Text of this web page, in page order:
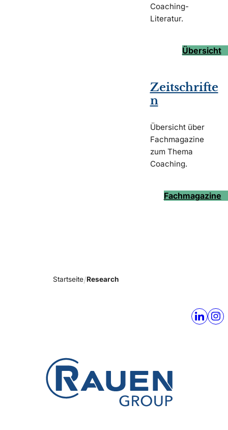
Coaching-
Literatur.
Übersicht
Zeitschrifte
n
Übersicht über
Fachmagazine
zum Thema
Coaching.
Fachmagazine
Startseite Research